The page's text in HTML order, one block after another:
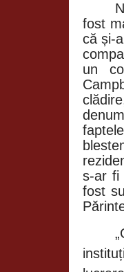
fost
că și-
un
s-ar fi
fost